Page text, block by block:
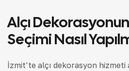
Alçı
Seçimi Nasıl
İzmit’te alçı dekorasyon hizmeti